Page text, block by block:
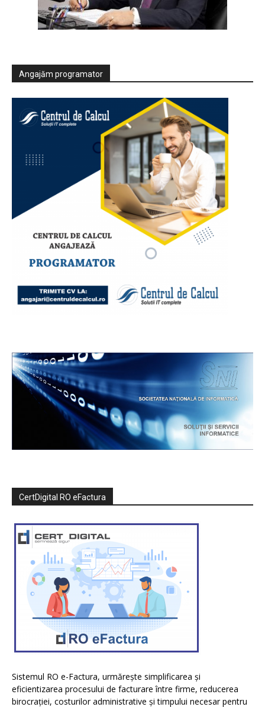
Angajăm programator
CertDigital RO eFactura
Sistemul RO e-Factura, urmărește simplificarea și
eficientizarea procesului de facturare între firme, reducerea
birocrației, costurilor administrative și timpului necesar pentru